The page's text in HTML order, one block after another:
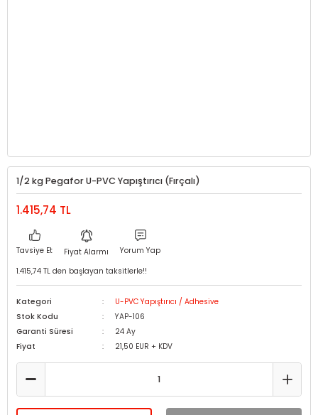
1/2 kg Pegafor U-PVC Yapıştırıcı (Fırçalı)
1.415,74 TL
Tavsiye Et Fiyat Alarmı
Yorum Yap
1.415,74 TL den başlayan taksitlerle!!
Kategori
U-PVC Yapıştırıcı / Adhesive
Stok Kodu
YAP-106
Garanti Süresi
24 Ay
Fiyat
21,50 EUR + KDV